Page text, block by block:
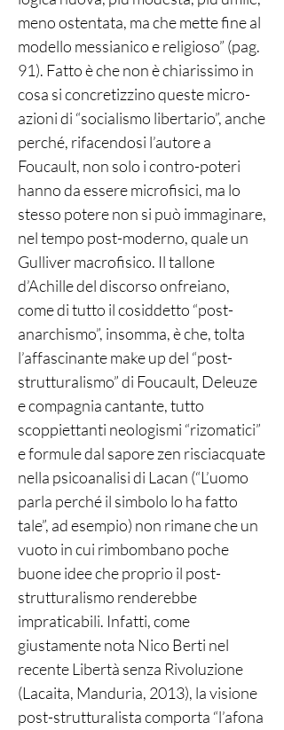
meno ostentata, ma che mette fine al
modello messianico e religioso” (pag.
91). Fatto è che non è chiarissimo in
cosa si concretizzino queste micro-
azioni di “socialismo libertario”, anche
perché, rifacendosi l’autore a
Foucault, non solo i contro-poteri
hanno da essere microfisici, ma lo
stesso potere non si può immaginare,
nel tempo post-moderno, quale un
Gulliver macrofisico. Il tallone
d’Achille del discorso onfreiano,
come di tutto il cosiddetto “post-
anarchismo”, insomma, è che, tolta
l’affascinante make up del “post-
strutturalismo” di Foucault, Deleuze
e compagnia cantante, tutto
scoppiettanti neologismi “rizomatici”
e formule dal sapore zen risciacquate
nella psicoanalisi di Lacan (“L’uomo
parla perché il simbolo lo ha fatto
tale”, ad esempio) non rimane che un
vuoto in cui rimbombano poche
buone idee che proprio il post-
strutturalismo renderebbe
impraticabili. Infatti, come
giustamente nota Nico Berti nel
recente Libertà senza Rivoluzione
(Lacaita, Manduria, 2013), la visione
post-strutturalista comporta “l’afona